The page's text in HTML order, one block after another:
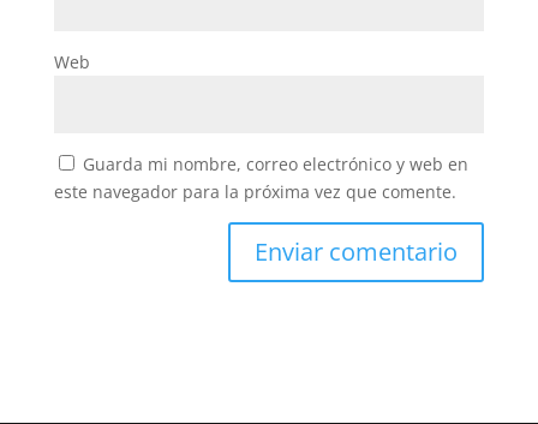
Web
Guarda mi nombre, correo electrónico y web en
este navegador para la próxima vez que comente.